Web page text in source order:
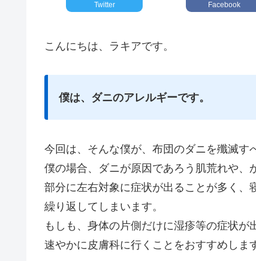
Twitter Facebook
こんにちは、ラキアです。
僕は、ダニのアレルギーです。
今回は、そんな僕が、布団のダニを殲滅す
僕の場合、ダニが原因であろう肌荒れや
部分に左右対象に症状が出ることが多く、
繰り返してしまいます。
もしも、身体の片側だけに湿疹等の症状
速やかに皮膚科に行くことをおすすめしま